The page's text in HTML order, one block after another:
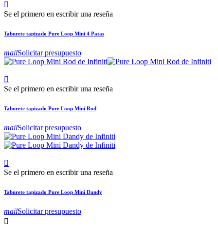

Se el primero en escribir una reseña
Taburete tapizado Pure Loop Mini 4 Patas
mailSolicitar presupuesto

Se el primero en escribir una reseña
Taburete tapizado Pure Loop Mini Rod
mailSolicitar presupuesto

Se el primero en escribir una reseña
Taburete tapizado Pure Loop Mini Dandy
mailSolicitar presupuesto
